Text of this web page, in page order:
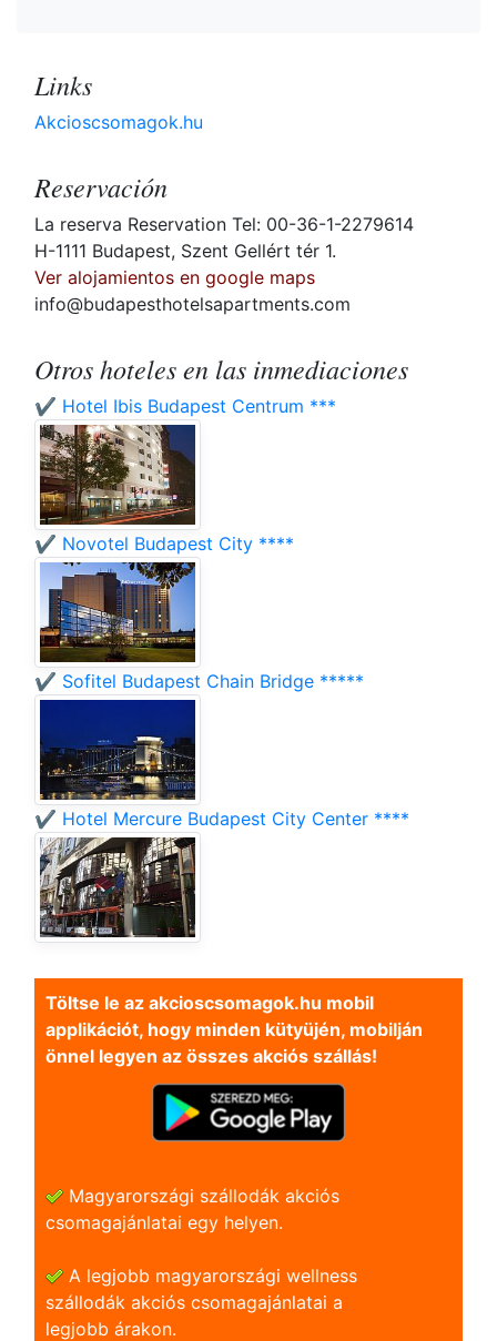
Links
Akcioscsomagok.hu
Reservación
La reserva Reservation Tel: 00-36-1-2279614
H-1111 Budapest, Szent Gellért tér 1.
Ver alojamientos en google maps
info@budapesthotelsapartments.com
Otros hoteles en las inmediaciones
✔️ Hotel Ibis Budapest Centrum ***
✔️ Novotel Budapest City ****
✔️ Sofitel Budapest Chain Bridge *****
✔️ Hotel Mercure Budapest City Center ****
Töltse le az akcioscsomagok.hu mobil
applikációt, hogy minden kütyüjén, mobilján
önnel legyen az összes akciós szállás!
Magyarországi szállodák akciós
csomagajánlatai egy helyen.
A legjobb magyarországi wellness
szállodák akciós csomagajánlatai a
legjobb árakon.